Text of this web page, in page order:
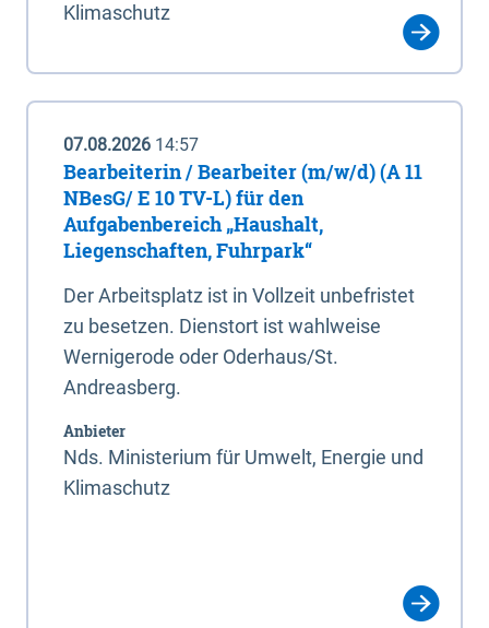
Klimaschutz
07.08.2026 14:57
Bearbeiterin / Bearbeiter (m/w/d) (A 11
NBesG/ E 10 TV-L) für den
Aufgabenbereich „Haushalt,
Liegenschaften, Fuhrpark“
Der Arbeitsplatz ist in Vollzeit unbefristet
zu besetzen. Dienstort ist wahlweise
Wernigerode oder Oderhaus/St.
Andreasberg.
Anbieter
Nds. Ministerium für Umwelt, Energie und
Klimaschutz